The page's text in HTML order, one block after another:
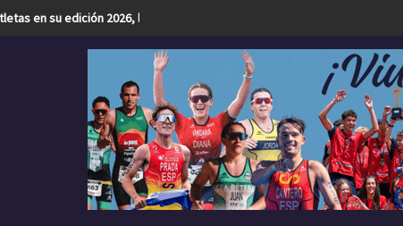
en su edición 2026, la más numerosa hasta la fecha